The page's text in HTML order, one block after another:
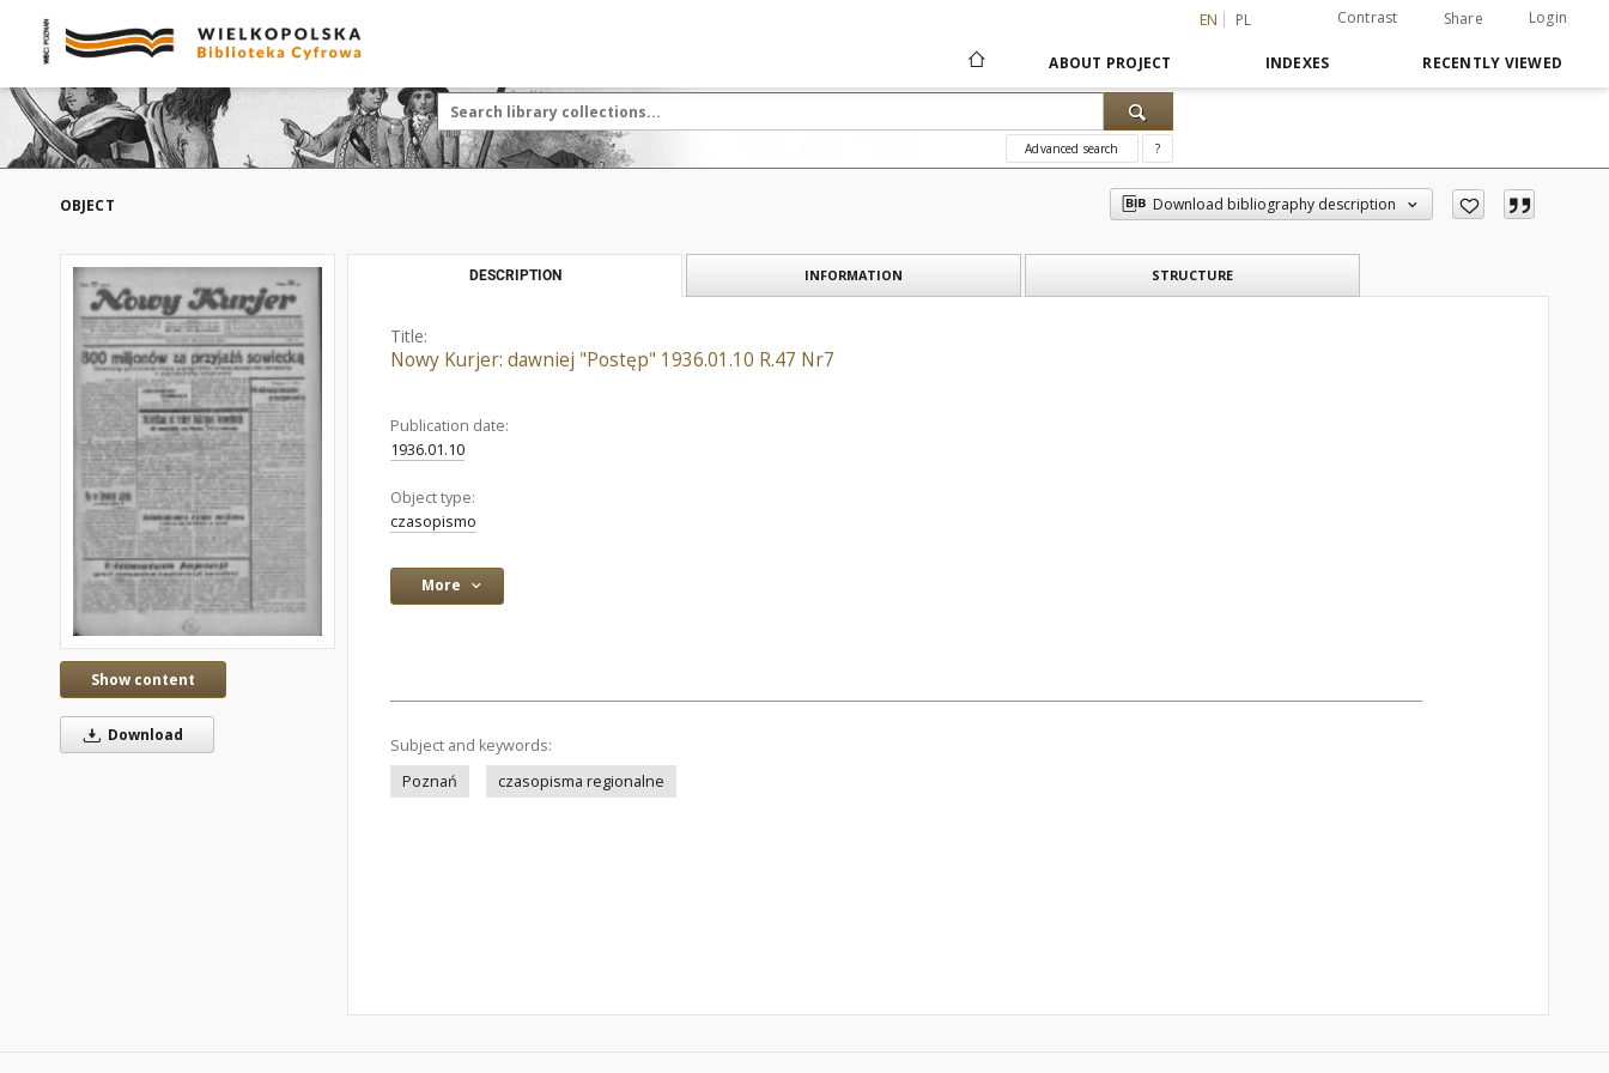
EN PL Contrast Share Login
ABOUT PROJECT INDEXES RECENTLY VIEWED
Advanced search ?
OBJECT Download bibliography description
Show content
Download
DESCRIPTION INFORMATION STRUCTURE
Title:
Nowy Kurjer: dawniej "Postęp" 1936.01.10 R.47 Nr7
Publication date:
1936.01.10
Object type:
czasopismo
More
Subject and keywords:
Poznań
czasopisma regionalne